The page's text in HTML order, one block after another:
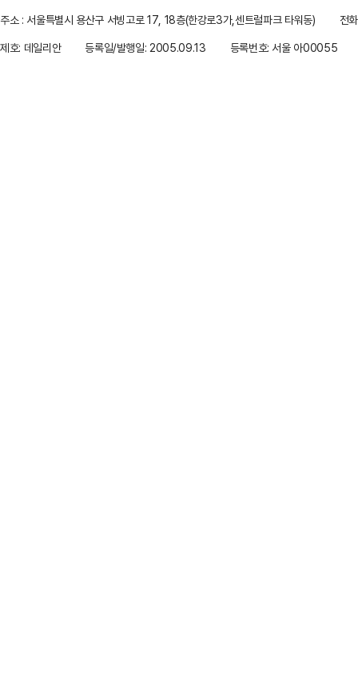
주소 : 서울특별시 용산구 서빙고로 17, 18층(한강로3가,센트럴파크 타워동)
전
제호: 데일리안
등록일/발행일: 2005.09.13 등록번호: 서울 아00055